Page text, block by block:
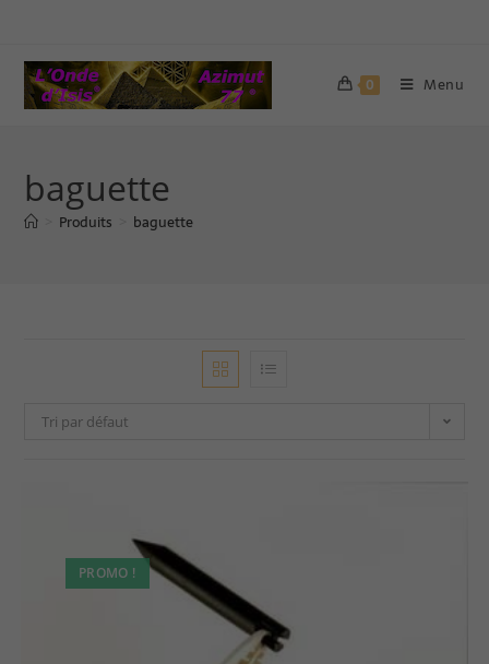
0 Menu
baguette
Produits baguette
Tri par défaut
PROMO !